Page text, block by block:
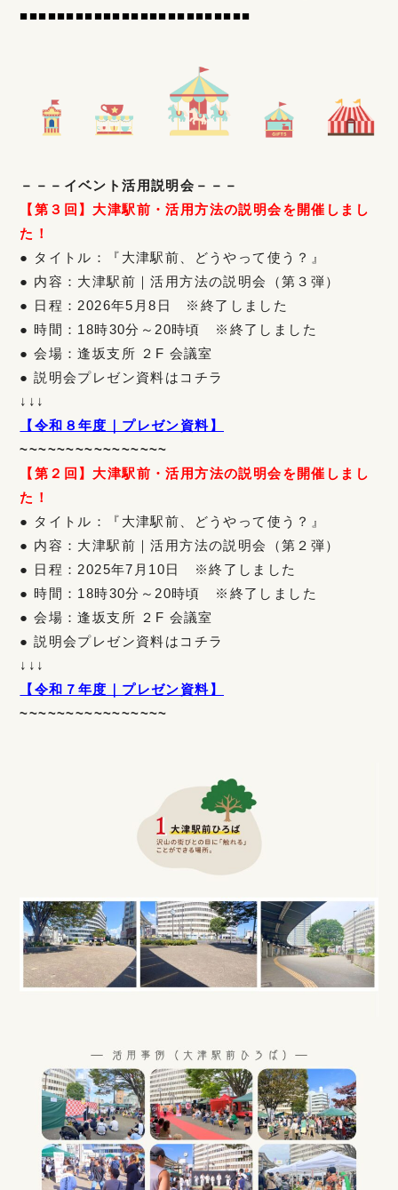
■■■■■■■■■■■■■■■■■■■■■■■■■
－－－イベント活用説明会－－－
【第３回】大津駅前・活用方法の説明会を開催しまし
た！
● タイトル：『大津駅前、どうやって使う？』
● 内容：大津駅前｜活用方法の説明会（第３弾）
● 日程：2026年5月8日 ※終了しました
● 時間：18時30分～20時頃 ※終了しました
● 会場：逢坂支所 ２F 会議室
● 説明会プレゼン資料はコチラ
↓↓↓
【令和８年度｜プレゼン資料】
~~~~~~~~~~~~~~~~
【第２回】大津駅前・活用方法の説明会を開催しまし
た！
● タイトル：『大津駅前、どうやって使う？』
● 内容：大津駅前｜活用方法の説明会（第２弾）
● 日程：2025年7月10日 ※終了しました
● 時間：18時30分～20時頃 ※終了しました
● 会場：逢坂支所 ２F 会議室
● 説明会プレゼン資料はコチラ
↓↓↓
【令和７年度｜プレゼン資料】
~~~~~~~~~~~~~~~~